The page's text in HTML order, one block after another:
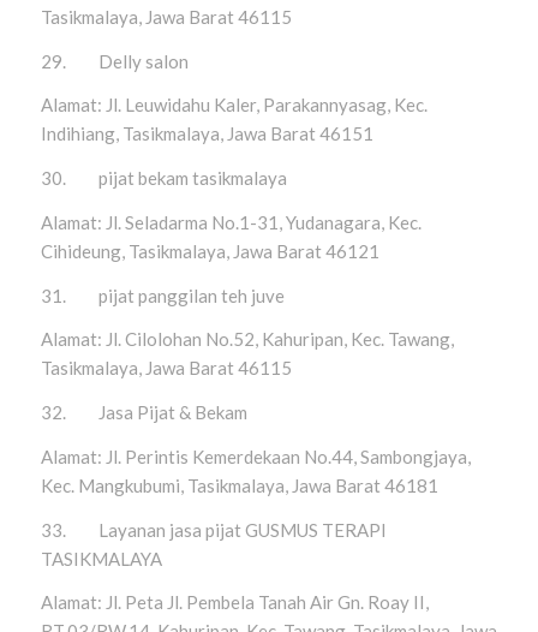
Tasikmalaya, Jawa Barat 46115
29. Delly salon
Alamat: Jl. Leuwidahu Kaler, Parakannyasag, Kec.
Indihiang, Tasikmalaya, Jawa Barat 46151
30. pijat bekam tasikmalaya
Alamat: Jl. Seladarma No.1-31, Yudanagara, Kec.
Cihideung, Tasikmalaya, Jawa Barat 46121
31. pijat panggilan teh juve
Alamat: Jl. Cilolohan No.52, Kahuripan, Kec. Tawang,
Tasikmalaya, Jawa Barat 46115
32. Jasa Pijat & Bekam
Alamat: Jl. Perintis Kemerdekaan No.44, Sambongjaya,
Kec. Mangkubumi, Tasikmalaya, Jawa Barat 46181
33. Layanan jasa pijat GUSMUS TERAPI
TASIKMALAYA
Alamat: Jl. Peta Jl. Pembela Tanah Air Gn. Roay II,